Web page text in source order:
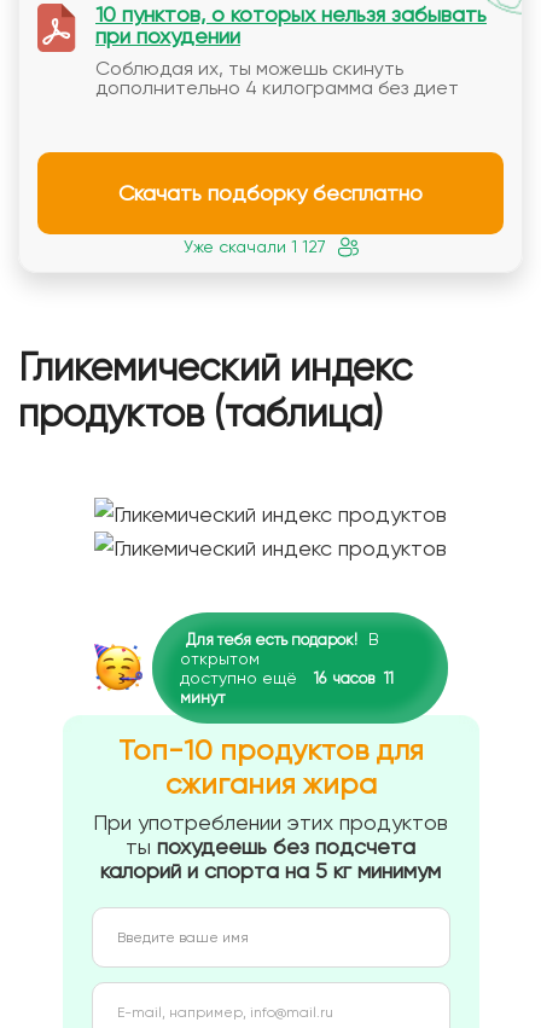
10 пунктов, о которых нельзя забывать
при похудении
Соблюдая их, ты можешь скинуть
дополнительно 4 килограмма без диет
Скачать подборку бесплатно
Уже скачали 1 127
Гликемический индекс
продуктов (таблица)
Для тебя есть подарок!
В
открытом
доступно ещё
16 часов 11
минут
Топ-10 продуктов для
сжигания жира
При употреблении этих продуктов
ты похудеешь без подсчета
калорий и спорта на 5 кг минимум